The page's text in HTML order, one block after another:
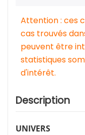
Attention : ces
cas trouvés
peuvent être
statistiques
d'intérêt.
Description
UNIVERS